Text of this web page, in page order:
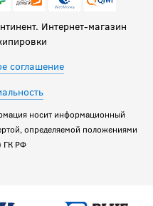
Интернет-магазин
соглашение
носит информационный
определяемой положениями
ГК РФ